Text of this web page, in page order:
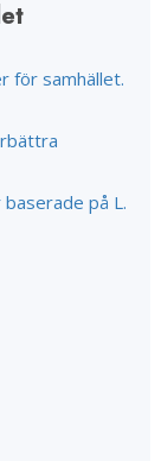
för samhället.
på L.